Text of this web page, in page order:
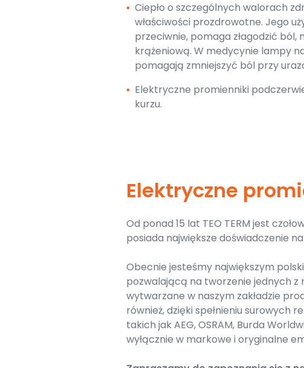
▪ Ciepło o szczególnych walorach
właściwości prozdrowotne. Jego
przeciwnie, pomaga złagodzić
krążeniową. W medycynie lampy
pomagają zmniejszyć ból przy
▪ Elektryczne promienniki
kurzu.
Elektryczne
Od ponad 15 lat TEO TERM jest
posiada największe doświadczenie
Obecnie jesteśmy największym
pozwalającą na tworzenie jednych z
wytwarzane w naszym zakładzie
również, dzięki spełnieniu
takich jak AEG, OSRAM, Burda
wyłącznie w markowe i oryginalne